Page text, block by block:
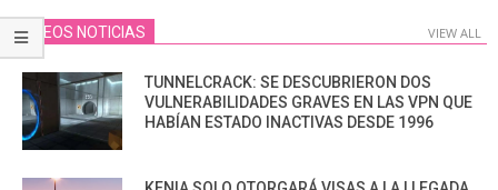
VIDEOS NOTICIAS VIEW ALL
TUNNELCRACK: SE DESCUBRIERON DOS
VULNERABILIDADES GRAVES EN LAS VPN QUE
HABÍAN ESTADO INACTIVAS DESDE 1996